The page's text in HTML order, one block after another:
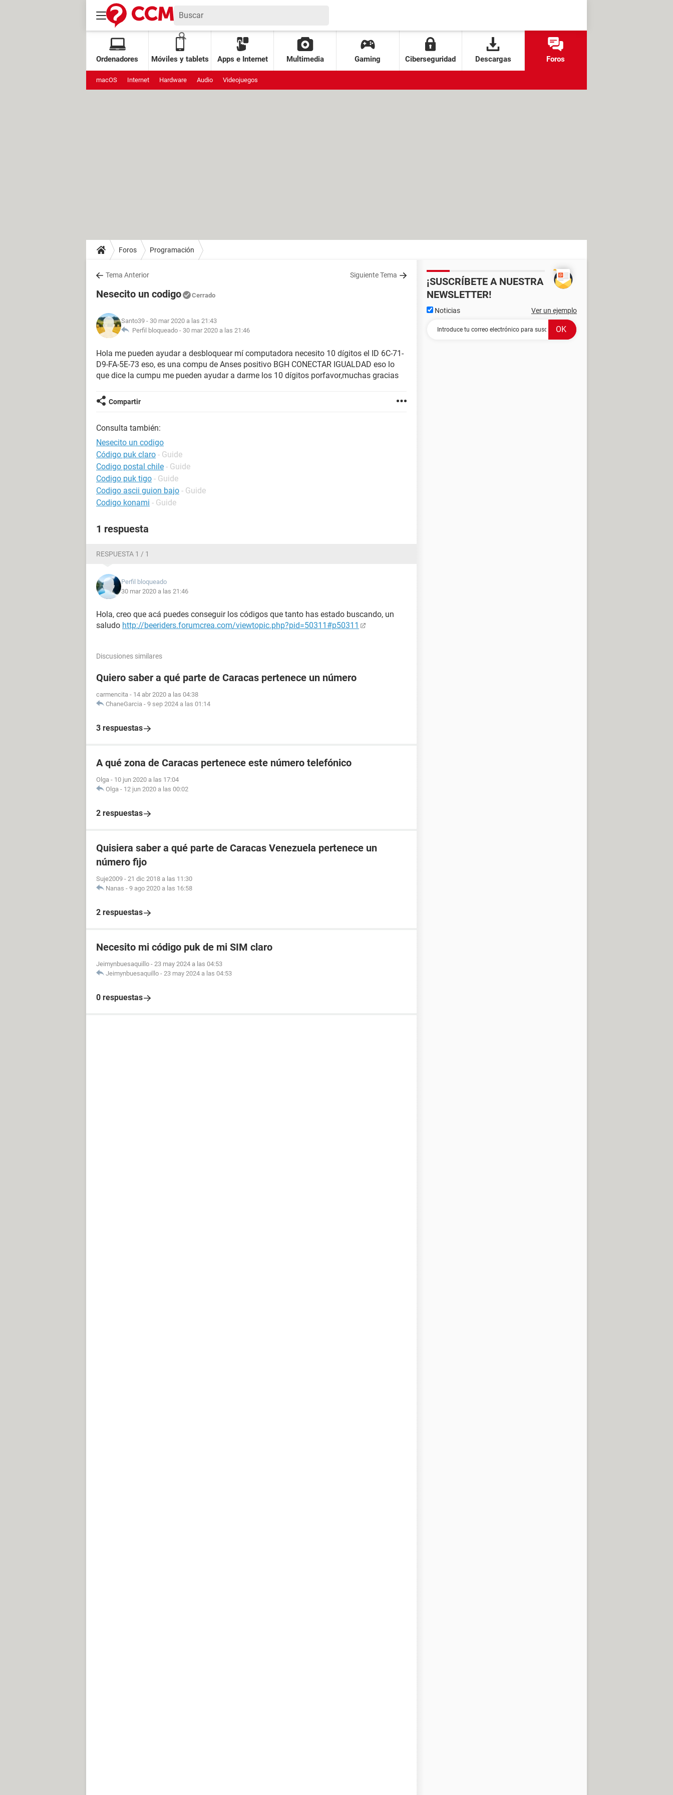
Ordenadores Móviles y tablets Apps e Internet Multimedia Gaming Ciberseguridad Descargas Foros
macOS Internet Hardware Audio Videojuegos
Foros Programación
Tema Anterior Siguiente Tema
Nesecito un codigo Cerrado
Santo39 - 30 mar 2020 a las 21:43
Perfil bloqueado - 30 mar 2020 a las 21:46
Hola me pueden ayudar a desbloquear mí computadora necesito 10 dígitos el ID 6C-71-
D9-FA-5E-73 eso, es una compu de Anses positivo BGH CONECTAR IGUALDAD eso lo
que dice la cumpu me pueden ayudar a darme los 10 dígitos porfavor,muchas gracias
Compartir
Consulta también:
Nesecito un codigo
Código puk claro - Guide
Codigo postal chile - Guide
Codigo puk tigo - Guide
Codigo ascii guion bajo - Guide
Codigo konami - Guide
1 respuesta
RESPUESTA 1 / 1
Perfil bloqueado
30 mar 2020 a las 21:46
Hola, creo que acá puedes conseguir los códigos que tanto has estado buscando, un
saludo http://beeriders.forumcrea.com/viewtopic.php?pid=50311#p50311
Discusiones similares
Quiero saber a qué parte de Caracas pertenece un número
carmencita - 14 abr 2020 a las 04:38
ChaneGarcia - 9 sep 2024 a las 01:14
3 respuestas
A qué zona de Caracas pertenece este número telefónico
Olga - 10 jun 2020 a las 17:04
Olga - 12 jun 2020 a las 00:02
2 respuestas
Quisiera saber a qué parte de Caracas Venezuela pertenece un
número fijo
Suje2009 - 21 dic 2018 a las 11:30
Nanas - 9 ago 2020 a las 16:58
2 respuestas
Necesito mi código puk de mi SIM claro
Jeimynbuesaquillo - 23 may 2024 a las 04:53
Jeimynbuesaquillo - 23 may 2024 a las 04:53
0 respuestas
¡SUSCRÍBETE A NUESTRA
NEWSLETTER!
Noticias Ver un ejemplo